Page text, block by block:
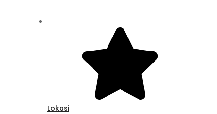
Lokasi